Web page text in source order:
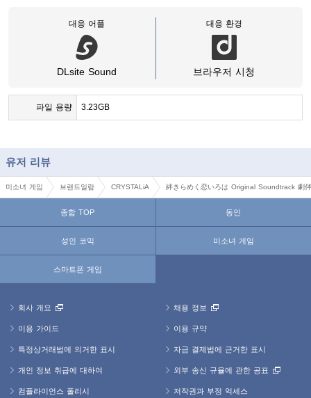
대응 어플
DLsite Sound
대응 환경
브라우저 시청
파일 용량 3.23GB
유저 리뷰
미소녀 게임 브랜드일람 CRYSTALiA 絆きらめく恋いろは Original Soundtrack 劇
종합 TOP 동인
성인 코믹 미소녀 게임
스마트폰 게임
회사 개요 채용 정보
이용 가이드 이용 규약
특정상거래법에 의거한 표시 자금 결제법에 근거한 표시
개인 정보 취급에 대하여 외부 송신 규율에 관한 공표
컴플라이언스 폴리시 저작권과 부정 억세스